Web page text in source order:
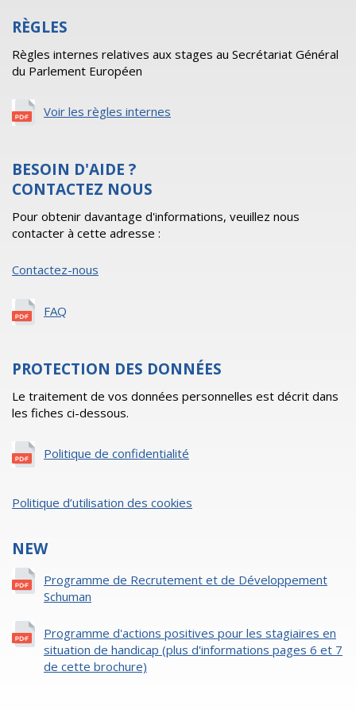
RÈGLES
Règles internes relatives aux stages au Secrétariat Général
du Parlement Européen
Voir les règles internes
BESOIN D'AIDE ?
CONTACTEZ NOUS
Pour obtenir davantage d'informations, veuillez nous
contacter à cette adresse :
Contactez-nous
FAQ
PROTECTION DES DONNÉES
Le traitement de vos données personnelles est décrit dans
les fiches ci-dessous.
Politique de confidentialité
Politique d’utilisation des cookies
NEW
Programme de Recrutement et de Développement
Schuman
Programme d'actions positives pour les stagiaires en
situation de handicap (plus d'informations pages 6 et 7
de cette brochure)